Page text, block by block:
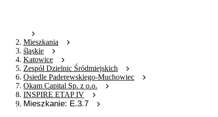
Mieszkania
śląskie
Katowice
Zespół Dzielnic Śródmiejskich
Osiedle Paderewskiego-Muchowiec
Okam Capital Sp. z o.o.
INSPIRE ETAP IV
Mieszkanie: E.3.7